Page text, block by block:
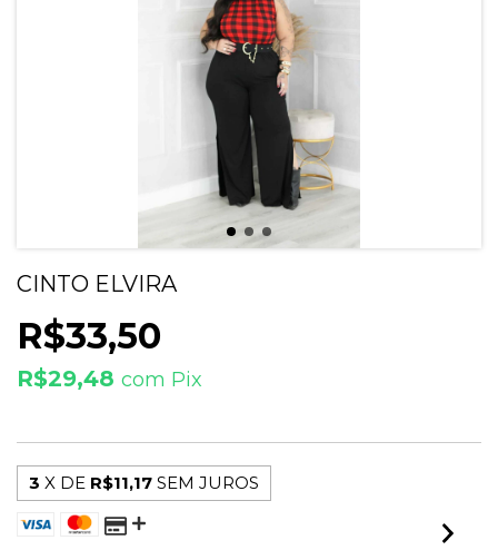
CINTO ELVIRA
R$33,50
R$29,48 com Pix
3 X DE R$11,17 SEM JUROS